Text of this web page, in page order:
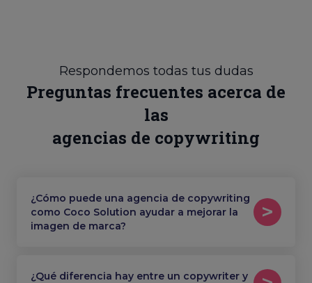
Respondemos todas tus dudas
Preguntas frecuentes acerca de
las
agencias de copywriting
¿Cómo puede una agencia de copywriting
como Coco Solution ayudar a mejorar la
imagen de marca?
¿Qué diferencia hay entre un copywriter y